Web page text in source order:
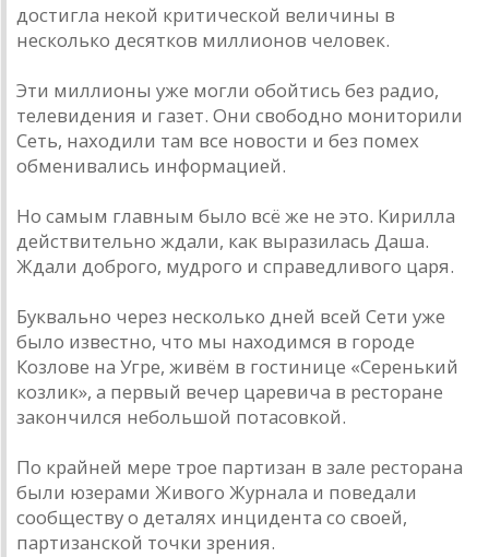
достигла некой критической величины в
несколько десятков миллионов человек.
Эти миллионы уже могли обойтись без радио,
телевидения и газет. Они свободно мониторили
Сеть, находили там все новости и без помех
обменивались информацией.
Но самым главным было всё же не это. Кирилла
действительно ждали, как выразилась Даша.
Ждали доброго, мудрого и справедливого царя.
Буквально через несколько дней всей Сети уже
было известно, что мы находимся в городе
Козлове на Угре, живём в гостинице «Серенький
козлик», а первый вечер царевича в ресторане
закончился небольшой потасовкой.
По крайней мере трое партизан в зале ресторана
были юзерами Живого Журнала и поведали
сообществу о деталях инцидента со своей,
партизанской точки зрения.